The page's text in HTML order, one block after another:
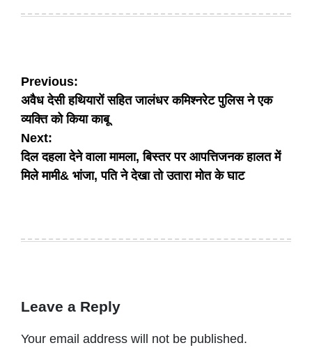
Post
navigation
Previous:
अवैध देसी हथियारों सहित जालंधर कमिश्नरेट पुलिस ने एक
व्यक्ति को किया काबू
Next:
दिल दहला देने वाला मामला, बिस्तर पर आपत्तिजनक हालत में
मिले मामी& भांजा, पति ने देखा तो उतारा मोत के घाट
Leave a Reply
Your email address will not be published.